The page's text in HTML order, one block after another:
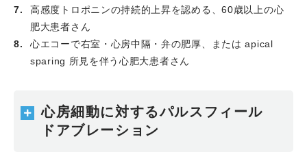
した。
2025.05.23大阪府済生会中津病院から名越良治先生に
ご来院いただき、OFDI workshopを開催しました。
2025.05.15兵庫県病院薬剤師会西播支部が開催され、
ていますが、別のblogに引っ越ししました。
2025.04.18川合宏哉教授が日本心エコー図学会の名誉
高感度トロポニンの持続的上昇を認める、60歳以上の心
肥大患者さん
心エコーで右室・心房中隔・弁の肥厚、または apical
sparing 所見を伴う心肥大患者さん
心房細動に対するパルスフィール
ドアブレーション